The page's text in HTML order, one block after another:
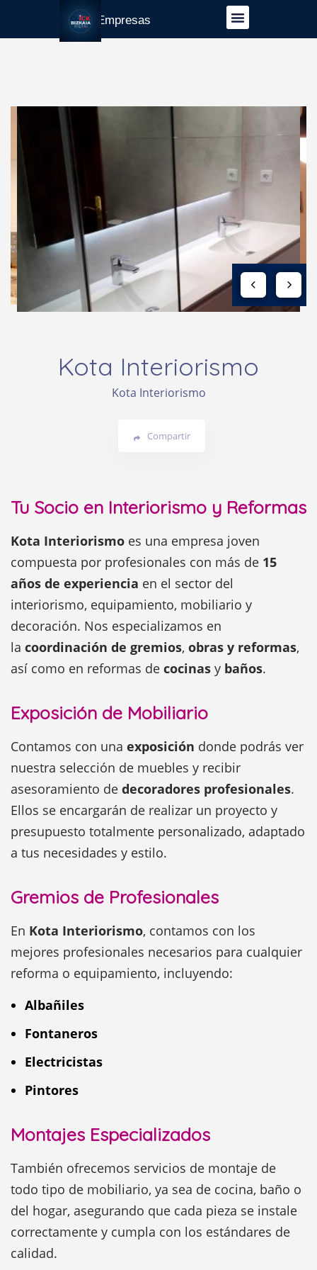
Guía Empresas
Kota Interiorismo
Kota Interiorismo
Compartir
Tu Socio en Interiorismo y Reformas
Kota Interiorismo es una empresa joven
compuesta por profesionales con más de 15
años de experiencia en el sector del
interiorismo, equipamiento, mobiliario y
decoración. Nos especializamos en
la coordinación de gremios, obras y reformas,
así como en reformas de cocinas y baños.
Exposición de Mobiliario
Contamos con una exposición donde podrás ver
nuestra selección de muebles y recibir
asesoramiento de decoradores profesionales.
Ellos se encargarán de realizar un proyecto y
presupuesto totalmente personalizado, adaptado
a tus necesidades y estilo.
Gremios de Profesionales
En Kota Interiorismo, contamos con los
mejores profesionales necesarios para cualquier
reforma o equipamiento, incluyendo:
Albañiles
Fontaneros
Electricistas
Pintores
Montajes Especializados
También ofrecemos servicios de montaje de
todo tipo de mobiliario, ya sea de cocina, baño o
del hogar, asegurando que cada pieza se instale
correctamente y cumpla con los estándares de
calidad.